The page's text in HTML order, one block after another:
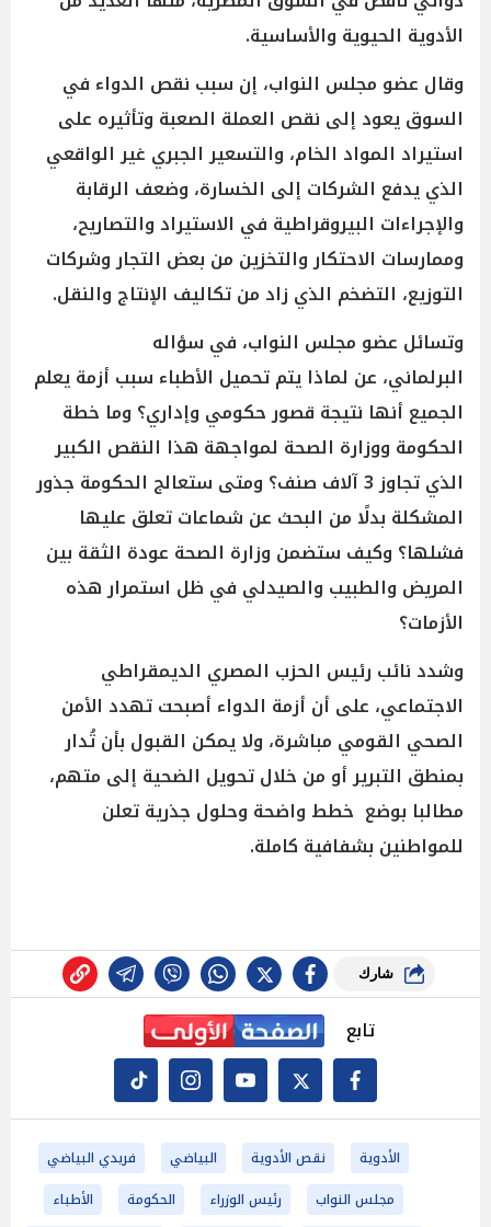
الأدوية الحيوية والأساسية.
وقال عضو مجلس النواب، إن سبب نقص الدواء في
السوق يعود إلى نقص العملة الصعبة وتأثيره على
استيراد المواد الخام، والتسعير الجبري غير الواقعي
الذي يدفع الشركات إلى الخسارة، وضعف الرقابة
والإجراءات البيروقراطية في الاستيراد والتصاريح،
وممارسات الاحتكار والتخزين من بعض التجار وشركات
التوزيع، التضخم الذي زاد من تكاليف الإنتاج والنقل.
وتسائل عضو مجلس النواب، في سؤاله
البرلماني، عن لماذا يتم تحميل الأطباء سبب أزمة يعلم
الجميع أنها نتيجة قصور حكومي وإداري؟ وما خطة
الحكومة ووزارة الصحة لمواجهة هذا النقص الكبير
الذي تجاوز 3 آلاف صنف؟ ومتى ستعالج الحكومة جذور
المشكلة بدلًا من البحث عن شماعات تعلق عليها
فشلها؟ وكيف ستضمن وزارة الصحة عودة الثقة بين
المريض والطبيب والصيدلي في ظل استمرار هذه
الأزمات؟
وشدد نائب رئيس الحزب المصري الديمقراطي
الاجتماعي، على أن أزمة الدواء أصبحت تهدد الأمن
الصحي القومي مباشرة، ولا يمكن القبول بأن تُدار
بمنطق التبرير أو من خلال تحويل الضحية إلى متهم،
مطالبا بوضع خطط واضحة وحلول جذرية تعلن
للمواطنين بشفافية كاملة.
شارك
تابع
الأدوية نقص الأدوية البياضي
فريدي البياضي
مجلس النواب
رئيس الوزراء الحكومة
الأطباء